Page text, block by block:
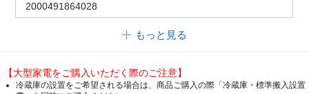
2000491864028
もっと見る
【大型家電をご購入いただく際のご注意】
冷蔵庫の設置をご希望される場合は、商品ご購入の際「冷蔵庫・標準搬入設置